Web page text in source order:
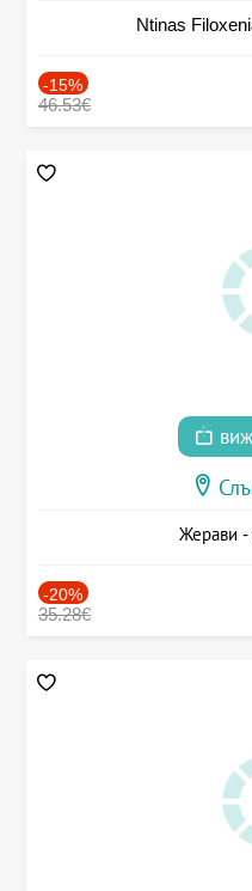
Ntinas
-15%
46.53€
Жерави -
-20%
35.28€